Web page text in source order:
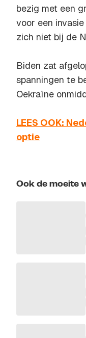
bezig met een
voor een
zich niet bij de
Biden zat
spanningen te
Oekraïne
LEES OOK:
optie
Ook de moeite